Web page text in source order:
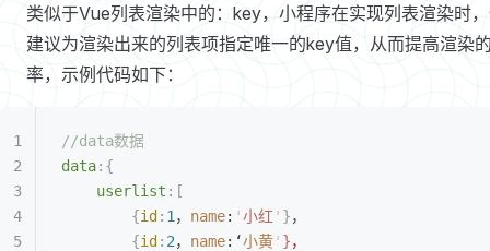
类似于Vue列表渲染中的：key，小程序在实现列表渲染时
建议为渲染出来的列表项指定唯一的key值，从而提高渲染
率，示例代码如下：
//data数据
data:{
	userlist
:[
		{
id : 1 ， name: '小红 ' }，
		{
id : 2， name:‘小黄' }，